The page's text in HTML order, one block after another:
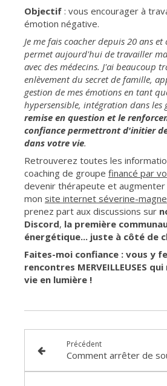
Objectif : vous encourager à
émotion négative.
Je me fais coacher depuis 20 ans et
permet aujourd'hui de travailler
avec des médecins. J'ai beaucoup
enlèvement du secret de famille,
gestion de mes émotions en tant
hypersensible, intégration dans les
remise en question et le
confiance permettront d'initier
dans votre vie.
Retrouverez toutes les
coaching de groupe financé par
devenir thérapeute et augmenter
mon site internet séverine-
prenez part aux discussions sur
Discord, la première
énergétique... juste à côté de
Faites-moi confiance : vous y
rencontres MERVEILLEUSES
vie en lumière !
Précédent
Comment arrêter de